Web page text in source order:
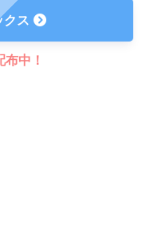
クス
中！